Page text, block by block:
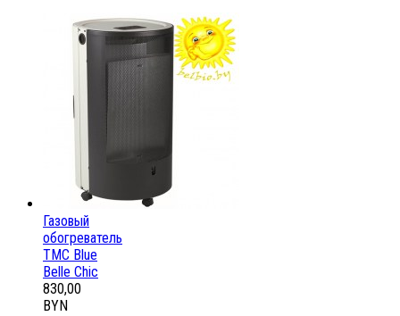
Газовый
обогреватель
ТМС Blue
Belle Chic
830,00
BYN